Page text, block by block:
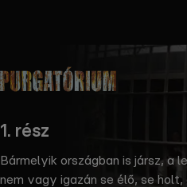
page
1. rész
Bármelyik országban is jársz, a
nem vagy igazán se élő, se